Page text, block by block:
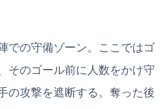
での守備ゾーン。ここではゴ
そのゴール前に人数をかけ守
の攻撃を遮断する。奪った後